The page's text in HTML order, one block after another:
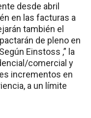
desde abril
en las facturas a
también el
de pleno en
Einstoss ,” la
comercial y
incrementos en
a un límite